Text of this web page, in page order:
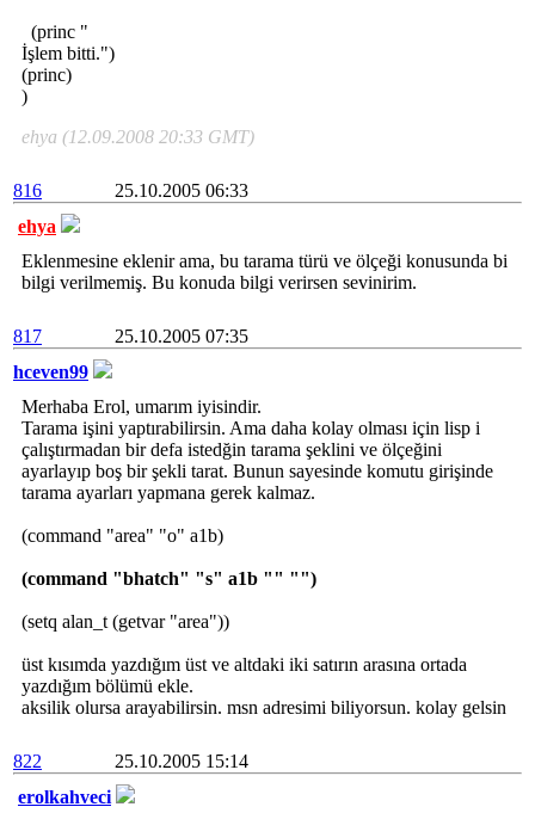
(princ "
İşlem bitti.")
(princ)
)
ehya (12.09.2008 20:33 GMT)
816
25.10.2005 06:33
ehya
Eklenmesine eklenir ama, bu tarama türü ve ölçeği konusunda bi
bilgi verilmemiş. Bu konuda bilgi verirsen sevinirim.
817
25.10.2005 07:35
hceven99
Merhaba Erol, umarım iyisindir.
Tarama işini yaptırabilirsin. Ama daha kolay olması için lisp i
çalıştırmadan bir defa istedğin tarama şeklini ve ölçeğini
ayarlayıp boş bir şekli tarat. Bunun sayesinde komutu girişinde
tarama ayarları yapmana gerek kalmaz.
(command "area" "o" a1b)
(command "bhatch" "s" a1b "" "")
(setq alan_t (getvar "area"))
üst kısımda yazdığım üst ve altdaki iki satırın arasına ortada
yazdığım bölümü ekle.
aksilik olursa arayabilirsin. msn adresimi biliyorsun. kolay gelsin
822
25.10.2005 15:14
erolkahveci